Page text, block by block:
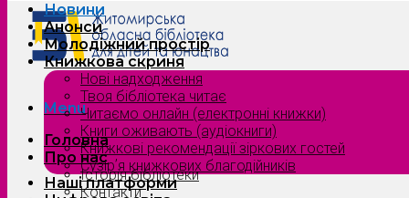
Menu
Головна
Про нас
Історія бібліотеки
Контакти
Новини
Анонси
Молодіжний простір
Книжкова скриня
Нові надходження
Твоя бібліотека читає
Читаємо онлайн (електронні книжки)
Книги оживають (аудіокниги)
Книжкові рекомендації зіркових гостей
Сузірʼя книжкових благодійників
Наші платформи